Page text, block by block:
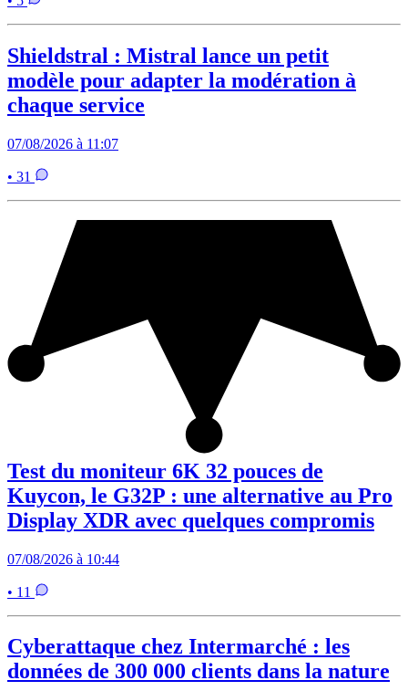
Shieldstral : Mistral lance un petit
modèle pour adapter la modération à
chaque service
07/08/2026 à 11:07
• 31
Test du moniteur 6K 32 pouces de
Kuycon, le G32P : une alternative au Pro
Display XDR avec quelques compromis
07/08/2026 à 10:44
• 11
Cyberattaque chez Intermarché : les
données de 300 000 clients dans la nature